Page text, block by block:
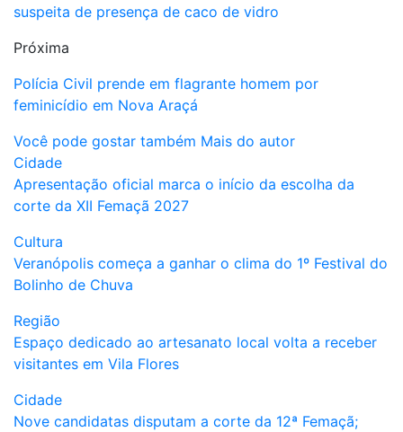
suspeita de presença de caco de vidro
Próxima
Polícia Civil prende em flagrante homem por
feminicídio em Nova Araçá
Você pode gostar também Mais do autor
Cidade
Apresentação oficial marca o início da escolha da
corte da XII Femaçã 2027
Cultura
Veranópolis começa a ganhar o clima do 1º Festival do
Bolinho de Chuva
Região
Espaço dedicado ao artesanato local volta a receber
visitantes em Vila Flores
Cidade
Nove candidatas disputam a corte da 12ª Femaçã;